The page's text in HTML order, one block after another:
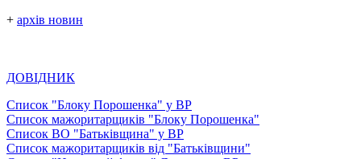
+ архів новин
ДОВІДНИК
Список "Блоку Порошенка" у ВР
Список мажоритарщиків "Блоку Порошенка"
Список ВО "Батьківщина" у ВР
Список мажоритарщиків від "Батьківщини"